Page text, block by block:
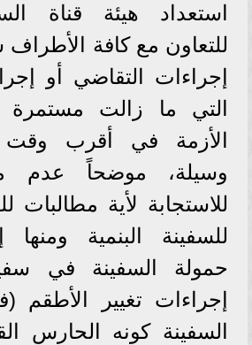
استعداد هيئة قناة
للتعاون مع كافة
إجراءات التقاضي أو
التي ما زالت
الأزمة في أقرب
وسيلة، موضحاً عدم
للاستجابة لأية مطالبات
للسفينة البنمية ومنها
حمولة السفينة في
إجراءات تغيير الأطقم
السفينة كونه الحارس